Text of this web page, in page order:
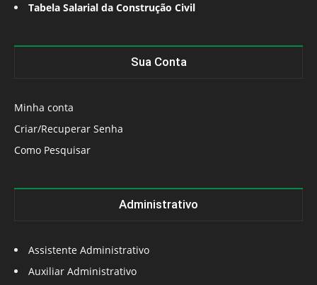
Tabela Salarial da Construção Civil
Sua Conta
Minha conta
Criar/Recuperar Senha
Como Pesquisar
Administrativo
Assistente Administrativo
Auxiliar Administrativo